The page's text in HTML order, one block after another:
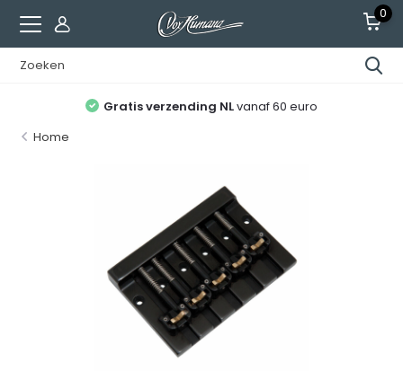
0
Gratis verzending NLvanaf 60 euro
Home